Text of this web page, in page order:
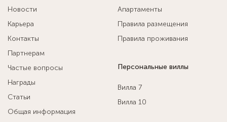
Новости
Карьера
Контакты
Партнерам
Частые вопросы
Награды
Статьи
Общая информация
Апартаменты
Правила размещения
Правила проживания
Персональные виллы
Вилла 7
Вилла 10